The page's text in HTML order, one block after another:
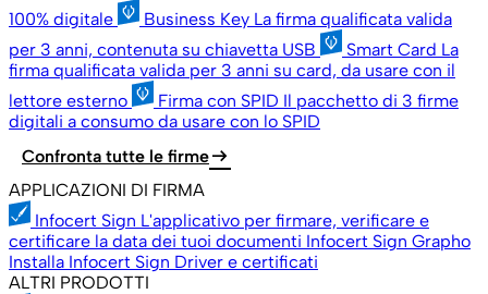
100% digitale
Business Key La firma qualificata valida
per 3 anni, contenuta su chiavetta USB
Smart Card La
firma qualificata valida per 3 anni su card, da usare con il
lettore esterno
Firma con SPID Il pacchetto di 3 firme
digitali a consumo da usare con lo SPID
Confronta tutte le firmearrow_right_alt
APPLICAZIONI DI FIRMA
Infocert Sign L'applicativo per firmare, verificare e
certificare la data dei tuoi documenti Infocert Sign Grapho
Installa Infocert Sign Driver e certificati
ALTRI PRODOTTI